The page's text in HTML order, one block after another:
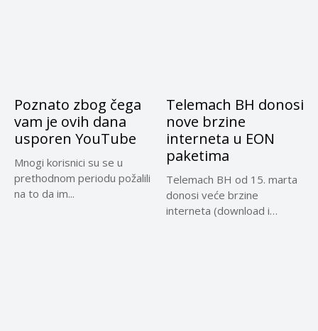
Poznato zbog čega
vam je ovih dana
usporen YouTube
Mnogi korisnici su se u
prethodnom periodu požalili
na to da im...
Telemach BH donosi
nove brzine
interneta u EON
paketima
Telemach BH od 15. marta
donosi veće brzine
interneta (download i